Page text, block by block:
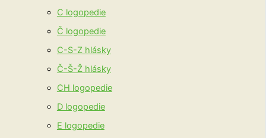
C logopedie
Č logopedie
C-S-Z hlásky
Č-Š-Ž hlásky
CH logopedie
D logopedie
E logopedie